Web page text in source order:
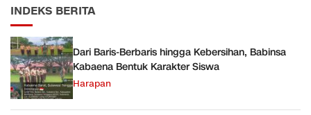
INDEKS BERITA
Dari Baris-Berbaris hingga Kebersihan, Babinsa
Kabaena Bentuk Karakter Siswa
Harapan